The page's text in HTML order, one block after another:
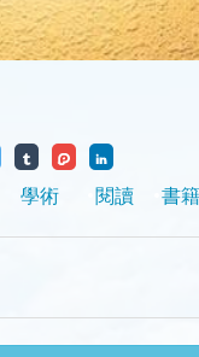
學術 閱讀 書籍